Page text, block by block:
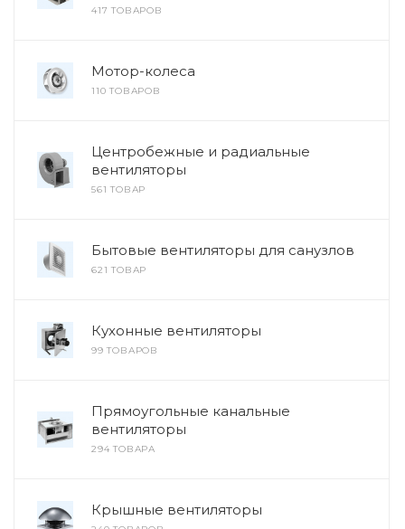
417 ТОВАРОВ
Мотор-колеса
110 ТОВАРОВ
Центробежные и радиальные
вентиляторы
561 ТОВАР
Бытовые вентиляторы для санузлов
621 ТОВАР
Кухонные вентиляторы
99 ТОВАРОВ
Прямоугольные канальные
вентиляторы
294 ТОВАРА
Крышные вентиляторы